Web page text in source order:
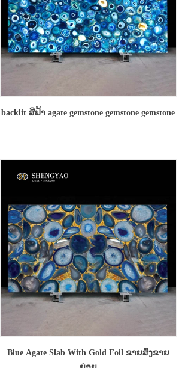
backlit ສີຟ້າ agate gemstone gemstone gemstone
Blue Agate Slab With Gold Foil ຂາຍສົ່ງຂາຍ